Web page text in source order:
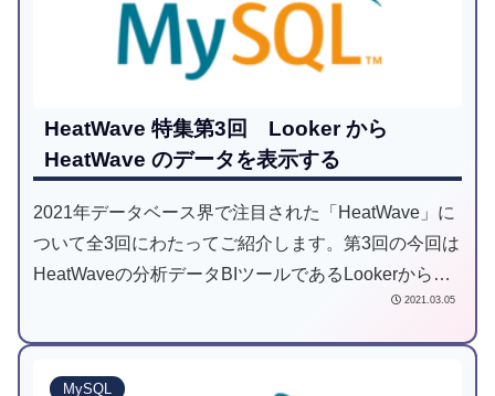
HeatWave 特集第3回 Looker から
HeatWave のデータを表示する
2021年データベース界で注目された「HeatWave」に
ついて全3回にわたってご紹介します。第3回の今回は
HeatWaveの分析データBIツールであるLookerから
HeatWaveのデータを表示する方法をご案内します。
2021.03.05
MySQL